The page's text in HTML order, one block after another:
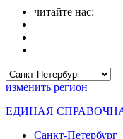
читайте нас:
изменить регион
ЕДИНАЯ
Санкт-Петербург